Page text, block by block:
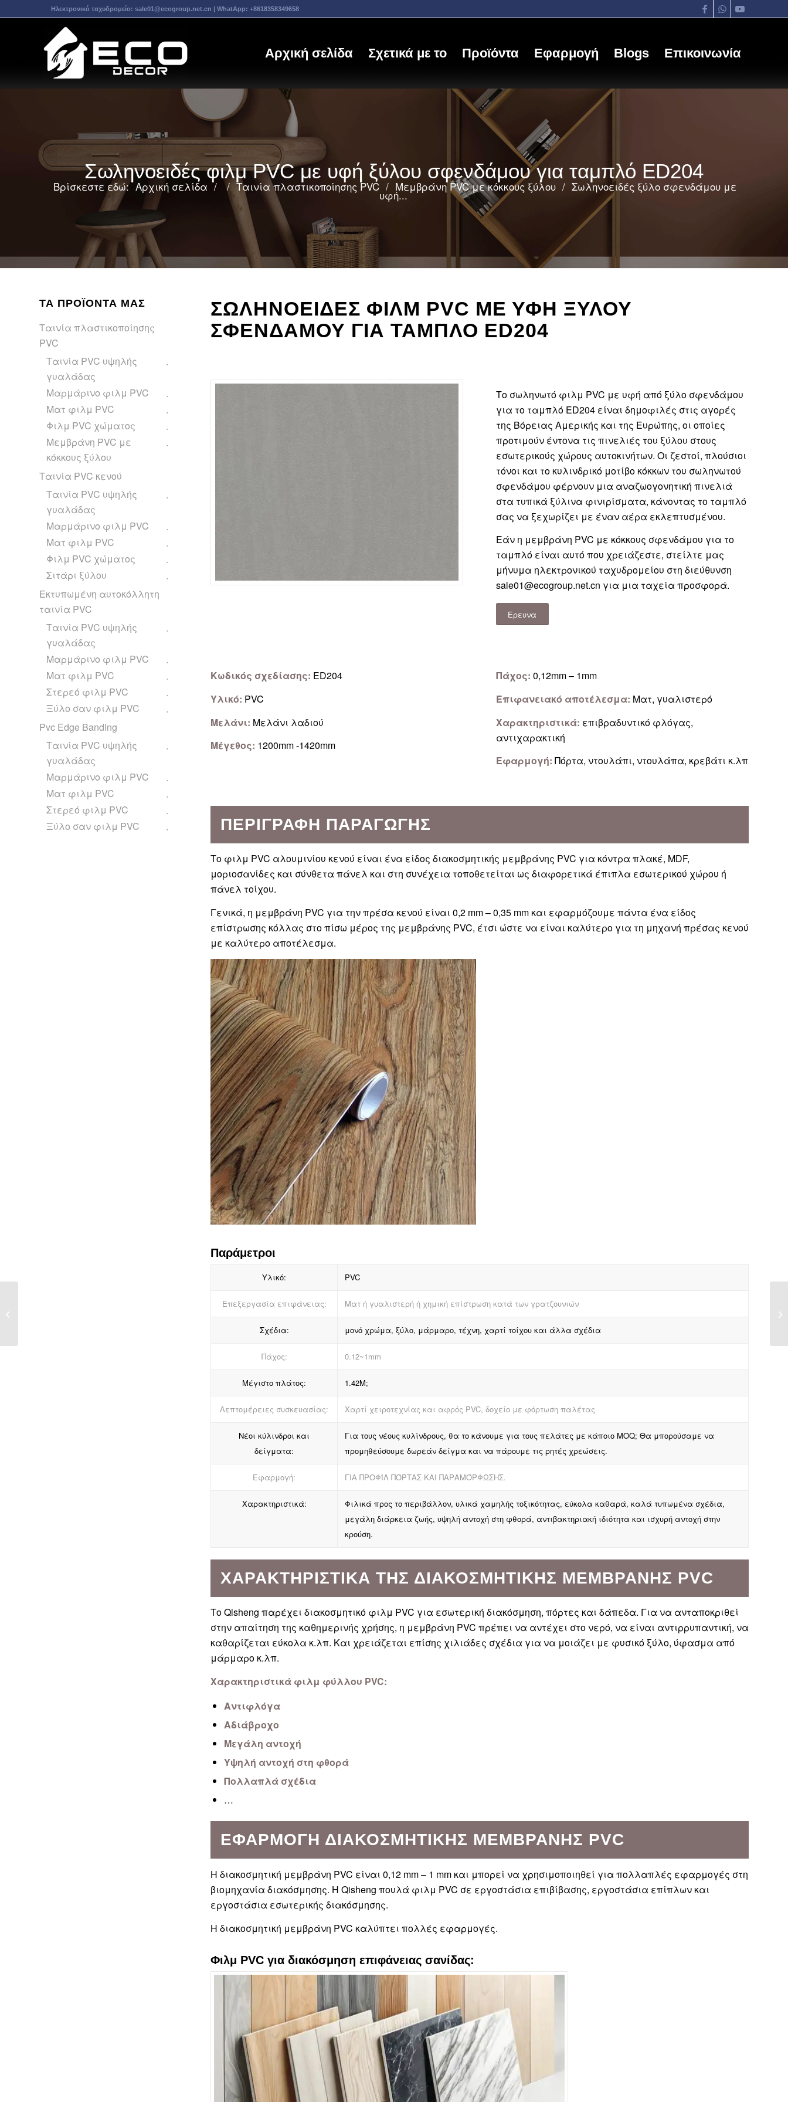
Ηλεκτρονικό ταχυδρομείο: sale01@ecogroup.net.cn | WhatApp: +8618358349658
Αρχική σελίδα Σχετικά με το Προϊόντα Εφαρμογή Blogs Επικοινωνία
Σωληνοειδές φιλμ PVC με υφή ξύλου σφενδάμου για ταμπλό ED204
Βρίσκεστε εδώ: Αρχική σελίδα / / Ταινία πλαστικοποίησης PVC / Μεμβράνη PVC με κόκκους ξύλου / Σωληνοειδές ξύλο σφενδάμου με
υφή...
ΣΩΛΗΝΟΕΙΔΈΣ ΦΙΛΜ PVC ΜΕ ΥΦΉ ΞΎΛΟΥ
ΣΦΕΝΔΆΜΟΥ ΓΙΑ ΤΑΜΠΛΌ ED204
Το σωληνωτό φιλμ PVC με υφή από ξύλο σφενδάμου
για το ταμπλό ED204 είναι δημοφιλές στις αγορές
της Βόρειας Αμερικής και της Ευρώπης, οι οποίες
προτιμούν έντονα τις πινελιές του ξύλου στους
εσωτερικούς χώρους αυτοκινήτων. Οι ζεστοί, πλούσιοι
τόνοι και το κυλινδρικό μοτίβο κόκκων του σωληνωτού
σφενδάμου φέρνουν μια αναζωογονητική πινελιά
στα τυπικά ξύλινα φινιρίσματα, κάνοντας το ταμπλό
σας να ξεχωρίζει με έναν αέρα εκλεπτυσμένου.
Εάν η μεμβράνη PVC με κόκκους σφενδάμου για το
ταμπλό είναι αυτό που χρειάζεστε, στείλτε μας
μήνυμα ηλεκτρονικού ταχυδρομείου στη διεύθυνση
sale01@ecogroup.net.cn για μια ταχεία προσφορά.
Ερευνα
Κωδικός σχεδίασης: ED204
Υλικό: PVC
Μελάνι: Μελάνι λαδιού
Μέγεθος: 1200mm -1420mm
Πάχος: 0,12mm – 1mm
Επιφανειακό αποτέλεσμα: Ματ, γυαλιστερό
Χαρακτηριστικά: επιβραδυντικό φλόγας,
αντιχαρακτική
Εφαρμογή: Πόρτα, ντουλάπι, ντουλάπα, κρεβάτι κ.λπ
ΠΕΡΙΓΡΑΦΉ ΠΑΡΑΓΩΓΉΣ
Το φιλμ PVC αλουμινίου κενού είναι ένα είδος διακοσμητικής μεμβράνης PVC για κόντρα πλακέ, MDF,
μοριοσανίδες και σύνθετα πάνελ και στη συνέχεια τοποθετείται ως διαφορετικά έπιπλα εσωτερικού χώρου ή
πάνελ τοίχου.
Γενικά, η μεμβράνη PVC για την πρέσα κενού είναι 0,2 mm – 0,35 mm και εφαρμόζουμε πάντα ένα είδος
επίστρωσης κόλλας στο πίσω μέρος της μεμβράνης PVC, έτσι ώστε να είναι καλύτερο για τη μηχανή πρέσας κενού
με καλύτερο αποτέλεσμα.
Παράμετροι
Υλικό: PVC
Επεξεργασία επιφάνειας: Ματ ή γυαλιστερή ή χημική επίστρωση κατά των γρατζουνιών
Σχέδια: μονό χρώμα, ξύλο, μάρμαρο, τέχνη, χαρτί τοίχου και άλλα σχέδια
Πάχος: 0.12~1mm
Μέγιστο πλάτος: 1.42M;
Λεπτομέρειες συσκευασίας: Χαρτί χειροτεχνίας και αφρός PVC, δοχείο με φόρτωση παλέτας
Νέοι κύλινδροι και
δείγματα:
Για τους νέους κυλίνδρους, θα το κάνουμε για τους πελάτες με κάποιο MOQ; Θα μπορούσαμε να
προμηθεύσουμε δωρεάν δείγμα και να πάρουμε τις ρητές χρεώσεις.
Εφαρμογή: ΓΙΑ ΠΡΟΦΊΛ ΠΌΡΤΑΣ ΚΑΙ ΠΑΡΑΜΌΡΦΩΣΗΣ.
Χαρακτηριστικά:
Φιλικά προς το περιβάλλον, υλικά χαμηλής τοξικότητας, εύκολα καθαρά, καλά τυπωμένα σχέδια,
μεγάλη διάρκεια ζωής, υψηλή αντοχή στη φθορά, αντιβακτηριακή ιδιότητα και ισχυρή αντοχή στην
κρούση.
ΧΑΡΑΚΤΗΡΙΣΤΙΚΆ ΤΗΣ ΔΙΑΚΟΣΜΗΤΙΚΉΣ ΜΕΜΒΡΆΝΗΣ PVC
Το Qisheng παρέχει διακοσμητικό φιλμ PVC για εσωτερική διακόσμηση, πόρτες και δάπεδα. Για να ανταποκριθεί
στην απαίτηση της καθημερινής χρήσης, η μεμβράνη PVC πρέπει να αντέχει στο νερό, να είναι αντιρρυπαντική, να
καθαρίζεται εύκολα κ.λπ. Και χρειάζεται επίσης χιλιάδες σχέδια για να μοιάζει με φυσικό ξύλο, ύφασμα από
μάρμαρο κ.λπ.
Χαρακτηριστικά φιλμ φύλλου PVC:
Αντιφλόγα
Αδιάβροχο
Μεγάλη αντοχή
Υψηλή αντοχή στη φθορά
Πολλαπλά σχέδια
…
ΕΦΑΡΜΟΓΉ ΔΙΑΚΟΣΜΗΤΙΚΉΣ ΜΕΜΒΡΆΝΗΣ PVC
Η διακοσμητική μεμβράνη PVC είναι 0,12 mm – 1 mm και μπορεί να χρησιμοποιηθεί για πολλαπλές εφαρμογές στη
βιομηχανία διακόσμησης. Η Qisheng πουλά φιλμ PVC σε εργοστάσια επιβίβασης, εργοστάσια επίπλων και
εργοστάσια εσωτερικής διακόσμησης.
Η διακοσμητική μεμβράνη PVC καλύπτει πολλές εφαρμογές.
Φιλμ PVC για διακόσμηση επιφάνειας σανίδας:
ΤΑ ΠΡΟΪΌΝΤΑ ΜΑΣ
Ταινία πλαστικοποίησης
PVC
Ταινία PVC υψηλής
γυαλάδας
Μαρμάρινο φιλμ PVC
Ματ φιλμ PVC
Φιλμ PVC χώματος
Μεμβράνη PVC με
κόκκους ξύλου
Ταινία PVC κενού
Ταινία PVC υψηλής
γυαλάδας
Μαρμάρινο φιλμ PVC
Ματ φιλμ PVC
Φιλμ PVC χώματος
Σιτάρι ξύλου
Εκτυπωμένη αυτοκόλλητη
ταινία PVC
Ταινία PVC υψηλής
γυαλάδας
Μαρμάρινο φιλμ PVC
Ματ φιλμ PVC
Στερεό φιλμ PVC
Ξύλο σαν φιλμ PVC
Pvc Edge Banding
Ταινία PVC υψηλής
γυαλάδας
Μαρμάρινο φιλμ PVC
Ματ φιλμ PVC
Στερεό φιλμ PVC
Ξύλο σαν φιλμ PVC